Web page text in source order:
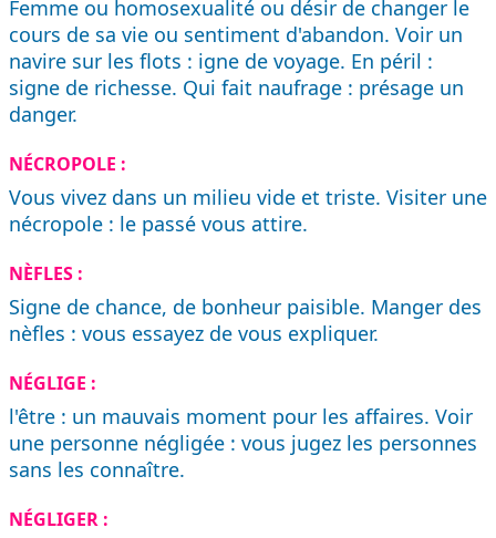
Femme ou homosexualité ou désir de changer le
cours de sa vie ou sentiment d'abandon. Voir un
navire sur les flots : igne de voyage. En péril :
signe de richesse. Qui fait naufrage : présage un
danger.
NÉCROPOLE :
Vous vivez dans un milieu vide et triste. Visiter une
nécropole : le passé vous attire.
NÈFLES :
Signe de chance, de bonheur paisible. Manger des
nèfles : vous essayez de vous expliquer.
NÉGLIGE :
l'être : un mauvais moment pour les affaires. Voir
une personne négligée : vous jugez les personnes
sans les connaître.
NÉGLIGER :